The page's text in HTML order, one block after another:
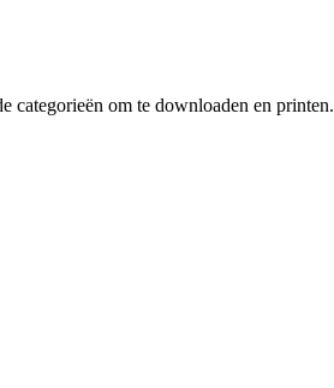
categorieën om te downloaden en printen.